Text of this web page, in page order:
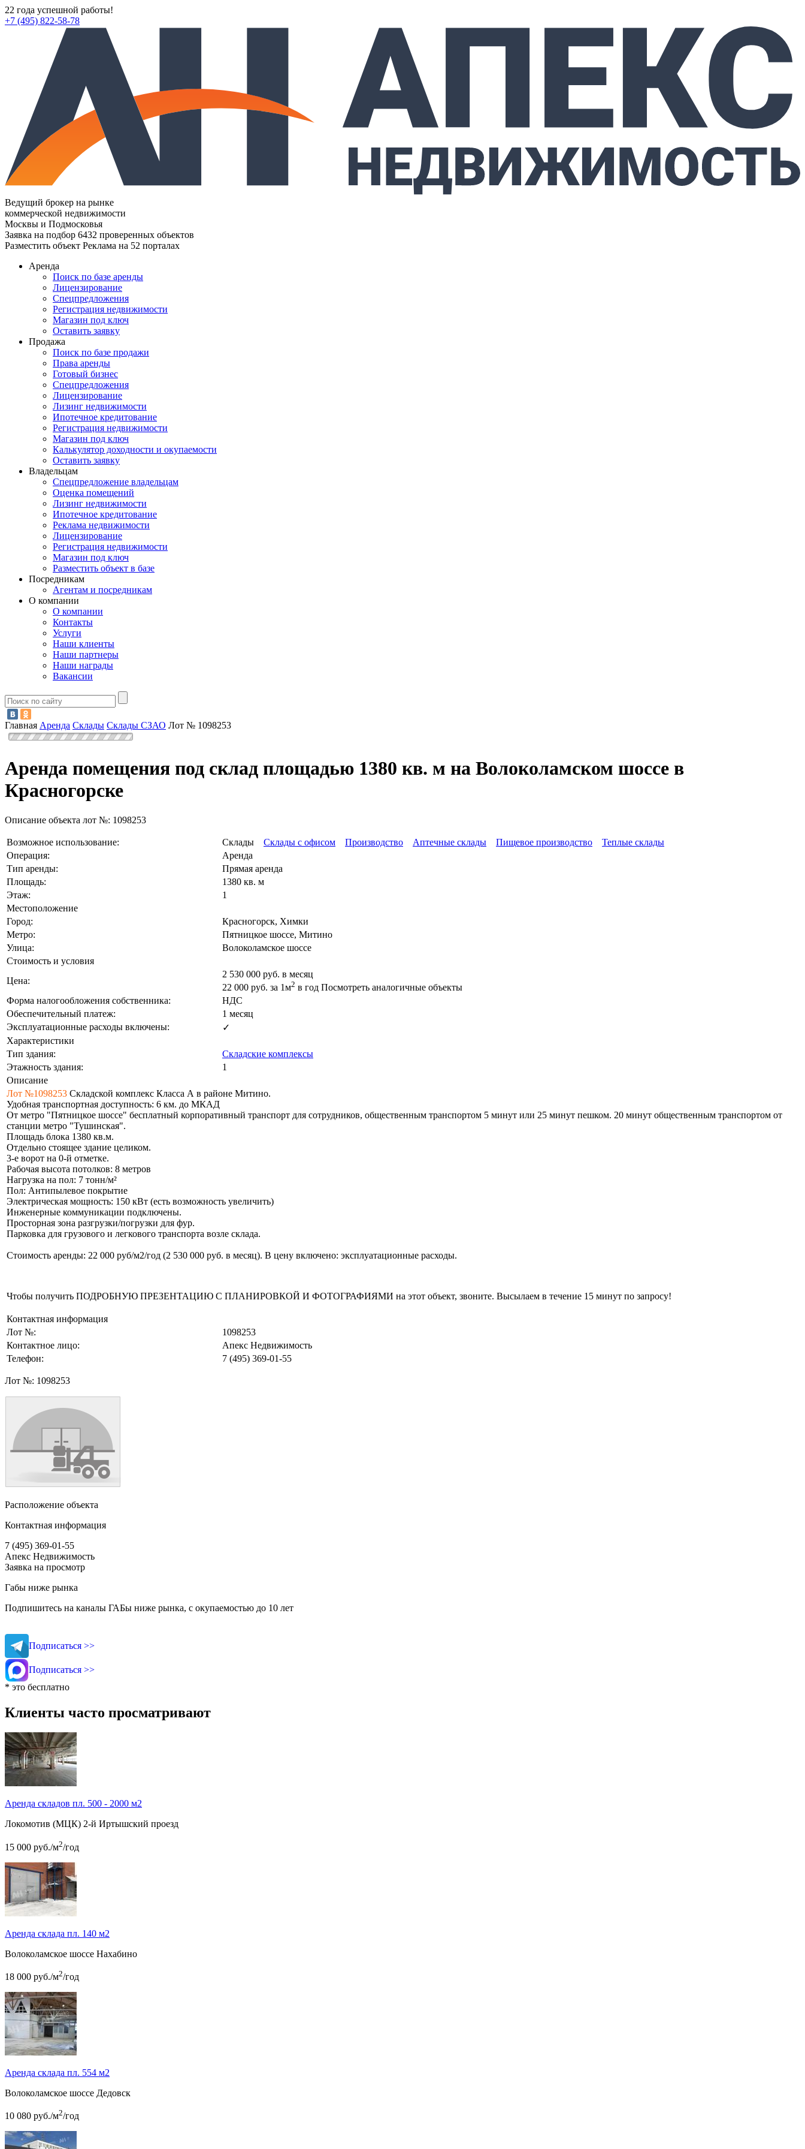
22 года успешной работы!
+7 (495) 822-58-78
Ведущий брокер на рынке
коммерческой недвижимости
Москвы и Подмосковья
Заявка на подбор 6432 проверенных объектов
Разместить объект Реклама на 52 порталах
Аренда
Поиск по базе аренды
Лицензирование
Спецпредложения
Регистрация недвижимости
Магазин под ключ
Оставить заявку
Продажа
Поиск по базе продажи
Права аренды
Готовый бизнес
Спецпредложения
Лицензирование
Лизинг недвижимости
Ипотечное кредитование
Регистрация недвижимости
Магазин под ключ
Калькулятор доходности и окупаемости
Оставить заявку
Владельцам
Спецпредложение владельцам
Оценка помещений
Лизинг недвижимости
Ипотечное кредитование
Реклама недвижимости
Лицензирование
Регистрация недвижимости
Магазин под ключ
Разместить объект в базе
Посредникам
Агентам и посредникам
О компании
О компании
Контакты
Услуги
Наши клиенты
Наши партнеры
Наши награды
Вакансии
Главная Аренда Склады Склады СЗАО Лот № 1098253
Аренда помещения под склад площадью 1380 кв. м на Волоколамском шоссе в
Красногорске
Описание объекта лот №: 1098253
Возможное использование: Склады Склады с офисом Производство Аптечные склады Пищевое производство
Теплые склады
Операция:
Аренда
Тип аренды:
Прямая аренда
Площадь:
1380 кв. м
Этаж:
1
Местоположение
Город:
Красногорск, Химки
Метро:
Пятницкое шоссе, Митино
Улица:
Волоколамское шоссе
Стоимость и условия
Цена:
2 530 000 руб. в месяц
22 000 руб. за 1м2 в год Посмотреть аналогичные объекты
Форма налогообложения собственника:
НДС
Обеспечительный платеж:
1 месяц
Эксплуатационные расходы включены:
✓
Характеристики
Тип здания:
Складские комплексы
Этажность здания:
1
Описание
Лот №1098253 Складской комплекс Класса А в районе Митино.
Удобная транспортная доступность: 6 км. до МКАД
От метро "Пятницкое шоссе" бесплатный корпоративный транспорт для сотрудников, общественным транспортом 5 минут или 25 минут пешком. 20 минут общественным транспортом от
станции метро "Тушинская".
Площадь блока 1380 кв.м.
Отдельно стоящее здание целиком.
3-е ворот на 0-й отметке.
Рабочая высота потолков: 8 метров
Нагрузка на пол: 7 тонн/м²
Пол: Антипылевое покрытие
Электрическая мощность: 150 кВт (есть возможность увеличить)
Инженерные коммуникации подключены.
Просторная зона разгрузки/погрузки для фур.
Парковка для грузового и легкового транспорта возле склада.
Стоимость аренды: 22 000 руб/м2/год (2 530 000 руб. в месяц). В цену включено: эксплуатационные расходы.
Чтобы получить ПОДРОБНУЮ ПРЕЗЕНТАЦИЮ С ПЛАНИРОВКОЙ И ФОТОГРАФИЯМИ на этот объект, звоните. Высылаем в течение 15 минут по запросу!
Контактная информация
Лот №:
1098253
Контактное лицо:
Апекс Недвижимость
Телефон:
7 (495) 369-01-55
Лот №: 1098253
Расположение объекта
Контактная информация
7 (495) 369-01-55
Апекс Недвижимость
Заявка на просмотр
Габы ниже рынка
Подпишитесь на каналы ГАБы ниже рынка, с окупаемостью до 10 лет
Подписаться >>
Подписаться >>
* это бесплатно
Клиенты часто просматривают
Аренда складов пл. 500 - 2000 м2
Локомотив (МЦК) 2-й Иртышский проезд
15 000 руб./м2/год
Аренда склада пл. 140 м2
Волоколамское шоссе Нахабино
18 000 руб./м2/год
Аренда склада пл. 554 м2
Волоколамское шоссе Дедовск
10 080 руб./м2/год